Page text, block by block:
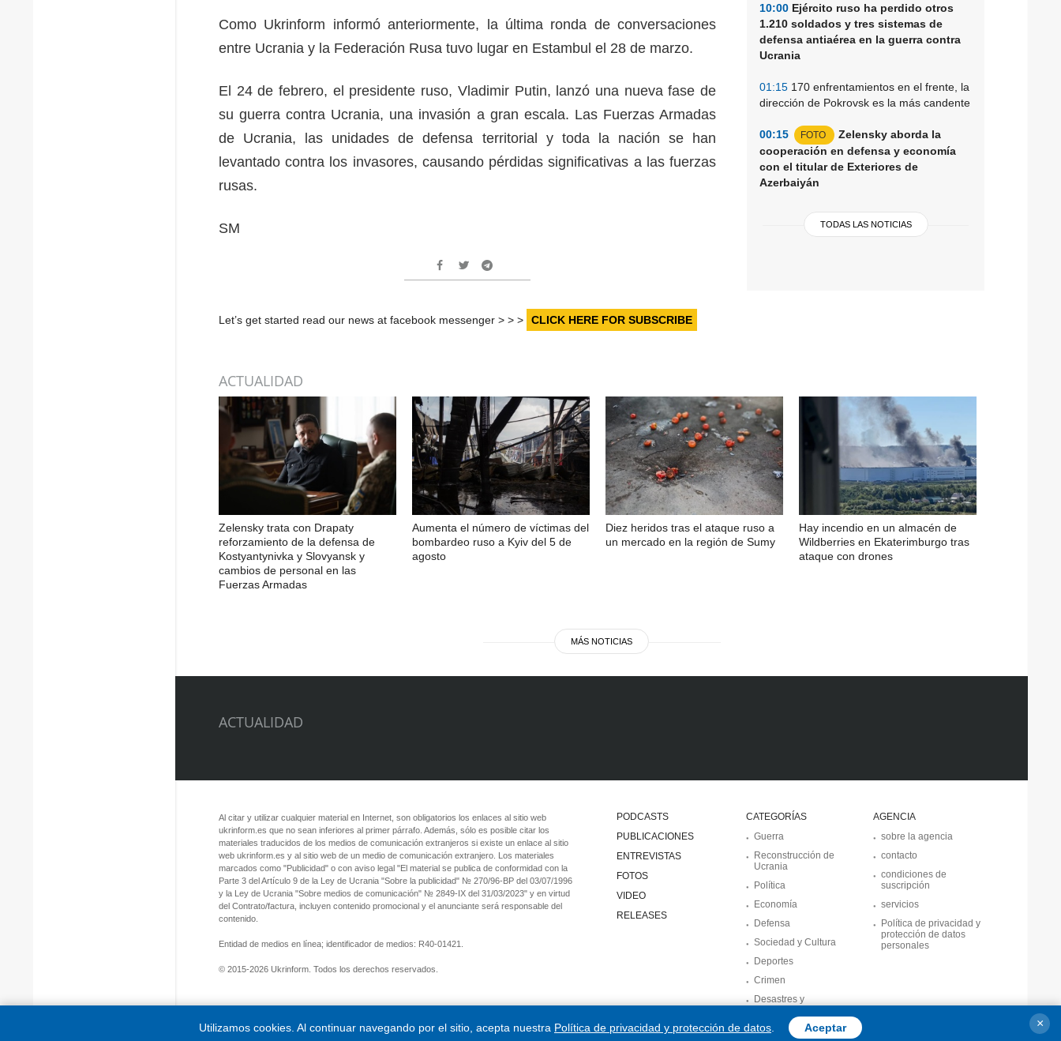
10:00 Ejército ruso ha perdido otros
1.210 soldados y tres sistemas de
defensa antiaérea en la guerra contra
Ucrania
01:15 170 enfrentamientos en el frente, la
dirección de Pokrovsk es la más candente
00:15 FOTO
Zelensky aborda la
cooperación en defensa y economía
con el titular de Exteriores de
Azerbaiyán
TODAS LAS NOTICIAS
Como Ukrinform informó anteriormente, la última ronda de conversaciones
entre Ucrania y la Federación Rusa tuvo lugar en Estambul el 28 de marzo.
El 24 de febrero, el presidente ruso, Vladimir Putin, lanzó una nueva fase de
su guerra contra Ucrania, una invasión a gran escala. Las Fuerzas Armadas
de Ucrania, las unidades de defensa territorial y toda la nación se han
levantado contra los invasores, causando pérdidas significativas a las fuerzas
rusas.
SM
Let’s get started read our news at facebook messenger > > > CLICK HERE FOR SUBSCRIBE
ACTUALIDAD
Zelensky trata con Drapaty
reforzamiento de la defensa de
Kostyantynivka y Slovyansk y
cambios de personal en las
Fuerzas Armadas
Aumenta el número de víctimas del
bombardeo ruso a Kyiv del 5 de
agosto
Diez heridos tras el ataque ruso a
un mercado en la región de Sumy
Hay incendio en un almacén de
Wildberries en Ekaterimburgo tras
ataque con drones
MÁS NOTICIAS
ACTUALIDAD
CATEGORÍAS
Guerra
Reconstrucción de
Ucrania
Política
Economía
Defensa
Sociedad y Cultura
Deportes
Crimen
Desastres y
AGENCIA
sobre la agencia
contacto
condiciones de
suscripción
servicios
Política de privacidad y
protección de datos
personales
PODCASTS
PUBLICACIONES
ENTREVISTAS
FOTOS
VIDEO
RELEASES
Al citar y utilizar cualquier material en Internet, son obligatorios los enlaces al sitio web
ukrinform.es que no sean inferiores al primer párrafo. Además, sólo es posible citar los
materiales traducidos de los medios de comunicación extranjeros si existe un enlace al sitio
web ukrinform.es y al sitio web de un medio de comunicación extranjero. Los materiales
marcados como "Publicidad" o con aviso legal "El material se publica de conformidad con la
Parte 3 del Artículo 9 de la Ley de Ucrania "Sobre la publicidad" № 270/96-ВР del 03/07/1996
y la Ley de Ucrania "Sobre medios de comunicación" № 2849-IX del 31/03/2023" y en virtud
del Contrato/factura, incluyen contenido promocional y el anunciante será responsable del
contenido.
Entidad de medios en línea; identificador de medios: R40-01421.
© 2015-2026 Ukrinform. Todos los derechos reservados.
Utilizamos cookies. Al continuar navegando por el sitio, acepta nuestra Política de privacidad y protección de datos Aceptar ×